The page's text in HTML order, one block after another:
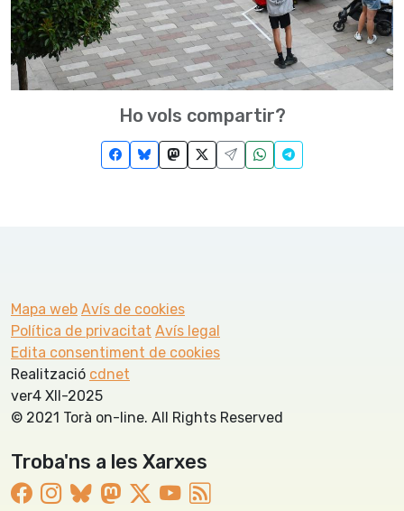
Ho vols compartir?
Mapa web Avís de cookies
Política de privacitat Avís legal
Edita consentiment de cookies
Realització cdnet
ver4 XII-2025
© 2021 Torà on-line. All Rights Reserved
Troba'ns a les Xarxes